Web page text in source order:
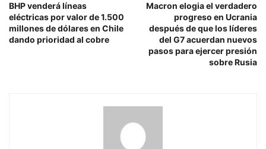
BHP venderá líneas
eléctricas por valor de 1.500
millones de dólares en Chile
dando prioridad al cobre
Macron elogia el verdadero
progreso en Ucrania
después de que los líderes
del G7 acuerdan nuevos
pasos para ejercer presión
sobre Rusia